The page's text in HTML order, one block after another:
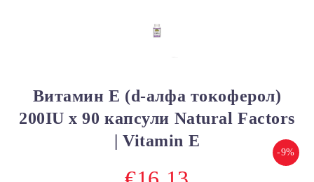
Витамин Е (d-алфа токоферол)
200IU х 90 капсули Natural Factors
| Vitamin E
-9%